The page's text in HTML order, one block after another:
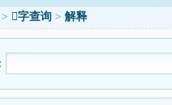
> 𦐚字查询 > 解释